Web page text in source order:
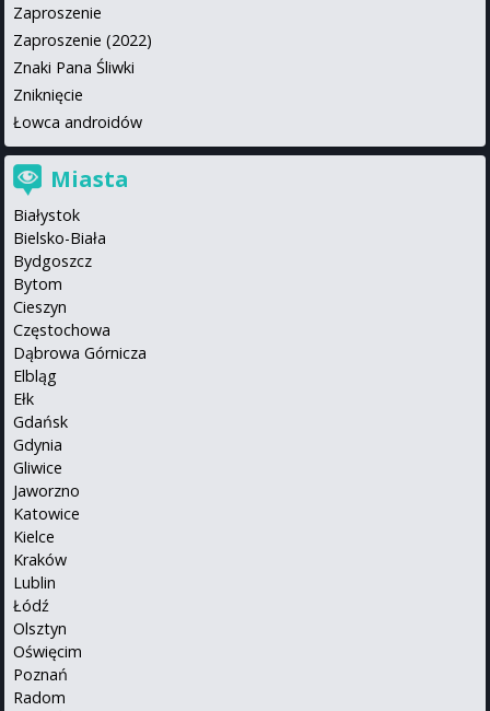
Zaproszenie
Zaproszenie (2022)
Znaki Pana Śliwki
Zniknięcie
Łowca androidów
Miasta
Białystok
Bielsko-Biała
Bydgoszcz
Bytom
Cieszyn
Częstochowa
Dąbrowa Górnicza
Elbląg
Ełk
Gdańsk
Gdynia
Gliwice
Jaworzno
Katowice
Kielce
Kraków
Lublin
Łódź
Olsztyn
Oświęcim
Poznań
Radom